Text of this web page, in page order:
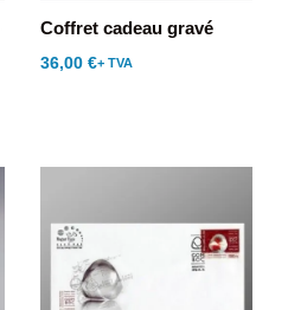
Coffret cadeau gravé
36,00 €+ TVA